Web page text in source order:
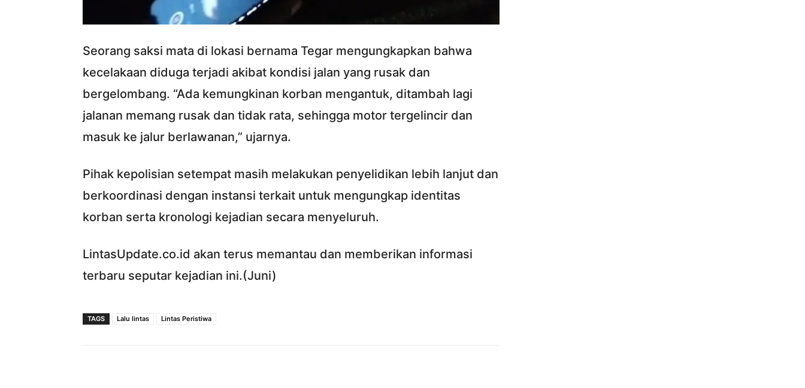
Seorang saksi mata di lokasi bernama Tegar mengungkapkan bahwa
kecelakaan diduga terjadi akibat kondisi jalan yang rusak dan
bergelombang. “Ada kemungkinan korban mengantuk, ditambah lagi
jalanan memang rusak dan tidak rata, sehingga motor tergelincir dan
masuk ke jalur berlawanan,” ujarnya.
Pihak kepolisian setempat masih melakukan penyelidikan lebih lanjut dan
berkoordinasi dengan instansi terkait untuk mengungkap identitas
korban serta kronologi kejadian secara menyeluruh.
LintasUpdate.co.id akan terus memantau dan memberikan informasi
terbaru seputar kejadian ini.(Juni)
TAGS Lalu lintas Lintas Peristiwa